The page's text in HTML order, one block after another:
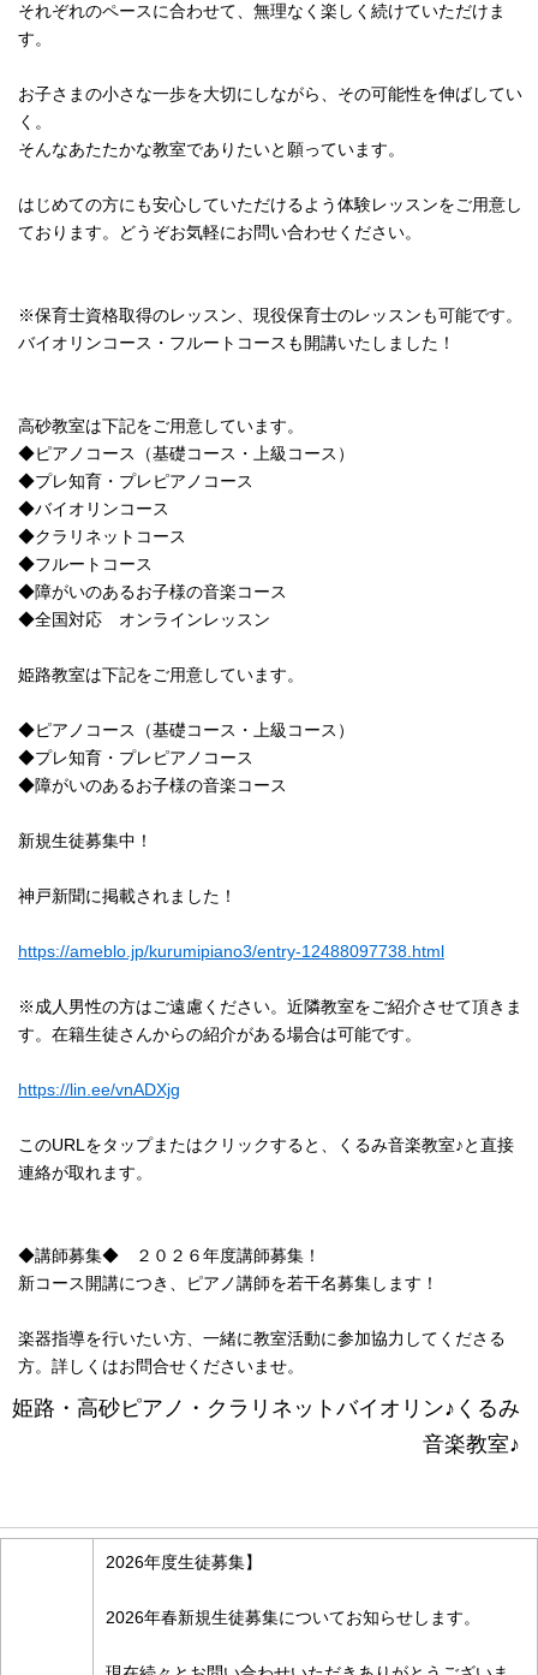
それぞれのペースに合わせて、無理なく楽しく続けていただけま
す。
お子さまの小さな一歩を大切にしながら、その可能性を伸ばしてい
く。
そんなあたたかな教室でありたいと願っています。
はじめての方にも安心していただけるよう体験レッスンをご用意し
ております。どうぞお気軽にお問い合わせください。
※保育士資格取得のレッスン、現役保育士のレッスンも可能です。
バイオリンコース・フルートコースも開講いたしました！
高砂教室は下記をご用意しています。
◆ピアノコース（基礎コース・上級コース）
◆プレ知育・プレピアノコース
◆バイオリンコース
◆クラリネットコース
◆フルートコース
◆障がいのあるお子様の音楽コース
◆全国対応 オンラインレッスン
姫路教室は下記をご用意しています。
◆ピアノコース（基礎コース・上級コース）
◆プレ知育・プレピアノコース
◆障がいのあるお子様の音楽コース
新規生徒募集中！
神戸新聞に掲載されました！
https://ameblo.jp/kurumipiano3/entry-12488097738.html
※成人男性の方はご遠慮ください。近隣教室をご紹介させて頂きま
す。在籍生徒さんからの紹介がある場合は可能です。
https://lin.ee/vnADXjg
このURLをタップまたはクリックすると、くるみ音楽教室♪と直接
連絡が取れます。
◆講師募集◆ ２０２６年度講師募集！
新コース開講につき、ピアノ講師を若干名募集します！
楽器指導を行いたい方、一緒に教室活動に参加協力してくださる
方。詳しくはお問合せくださいませ。
姫路・高砂ピアノ・クラリネットバイオリン♪くるみ
音楽教室♪
2026年度生徒募集】
2026年春新規生徒募集についてお知らせします。